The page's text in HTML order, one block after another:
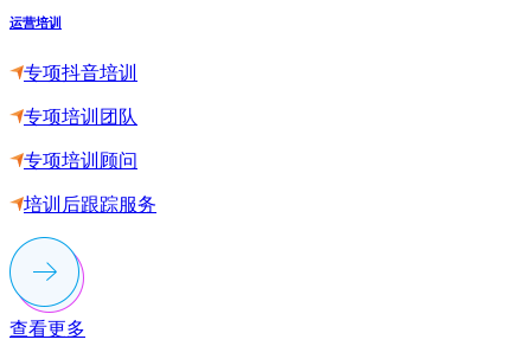
运营培训
专项抖音培训
专项培训团队
专项培训顾问
培训后跟踪服务
查看更多